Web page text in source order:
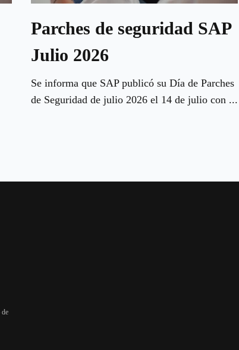
Parches de seguridad SAP
Julio 2026
Se informa que SAP publicó su Día de Parches
de Seguridad de julio 2026 el 14 de julio con ...
de